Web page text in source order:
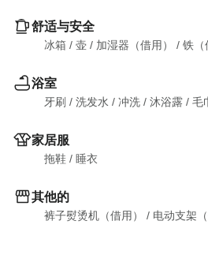
舒适与安全
冰箱 / 壶 / 加湿器（借用） / 铁（
浴室
牙刷 / 洗发水 / 冲洗 / 沐浴露 / 毛
家居服
拖鞋 / 睡衣
其他的
裤子熨烫机（借用） / 电动支架（